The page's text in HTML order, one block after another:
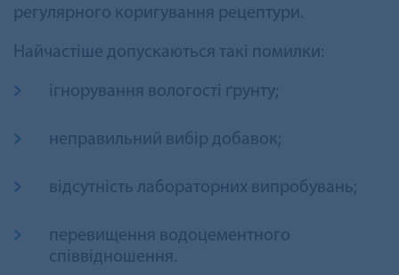
регулярного коригування рецептури.
Найчастіше допускаються такі помилки:
ігнорування вологості ґрунту;
неправильний вибір добавок;
відсутність лабораторних випробувань;
перевищення водоцементного
співвідношення.